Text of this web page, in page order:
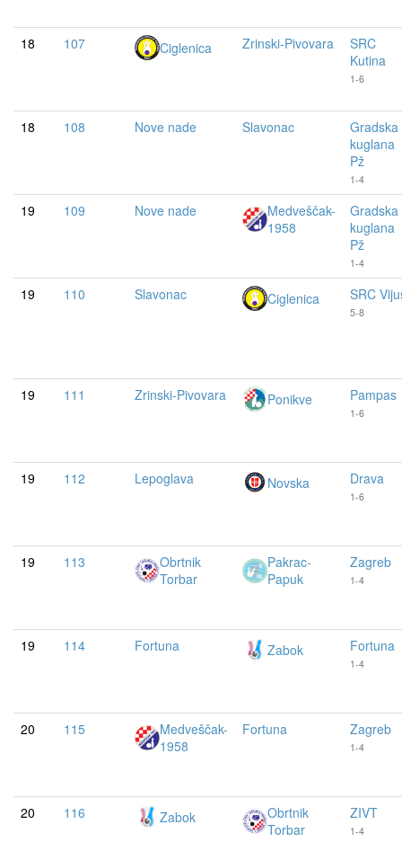
18 107 Ciglenica Zrinski-Pivovara
SRC
Kutina
1-6
18 108 Nove nade Slavonac
Gradska
kuglana
Pž
1-4
19 109 Nove nade
Medveščak-
1958
Gradska
kuglana
Pž
1-4
19 110 Slavonac Ciglenica SRC
5-8
19 111 Zrinski-Pivovara Ponikve Pampas
1-6
19 112 Lepoglava Novska Drava
1-6
19 113
Obrtnik
Torbar
Pakrac-
Papuk
Zagreb
1-4
19 114 Fortuna Zabok Fortuna
1-4
20 115
Medveščak-
1958
Fortuna Zagreb
1-4
20 116 Zabok
Obrtnik
Torbar
ZIVT
1-4